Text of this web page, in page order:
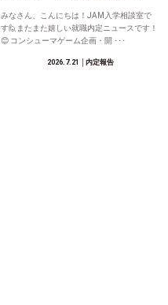
みなさん、こんにちは！JAM入学相談室で
す🙋またまた嬉しい就職内定ニュースです！
😊 コンシューマゲーム企画・開 ･･･
2026.7.21 │内定報告